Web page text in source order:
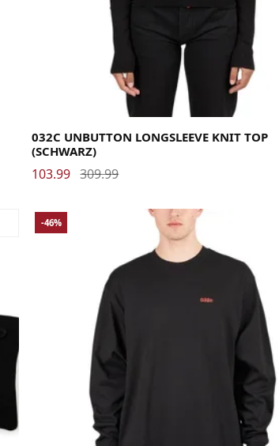
X-Small
032C UNBUTTON LONGSLEEVE KNIT TOP
(SCHWARZ)
103.99 309.99
-46%